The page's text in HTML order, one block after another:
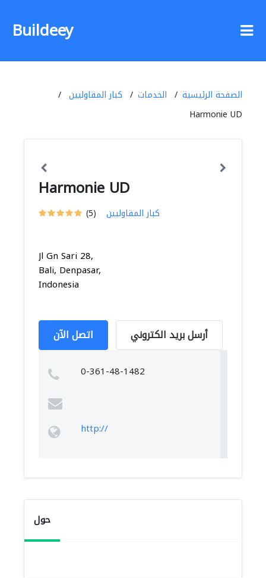
Buildeey
الصفحة الرئيسية الخدمات
كبار المقاوليين
Harmonie UD
Harmonie UD
(5) كبار المقاوليين
Jl Gn Sari 28,
Bali, Denpasar,
Indonesia
اتصل الآن أرسل بريد الكتروني
0-361-48-1482
http://
حول